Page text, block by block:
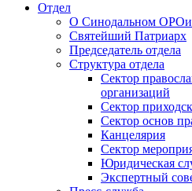
Отдел
О Синодальном
Святейший Патриарх
Председатель отдела
Структура отдела
Сектор
организаций
Сектор
Сектор основ
Канцелярия
Сектор
Юридическая
Экспертный